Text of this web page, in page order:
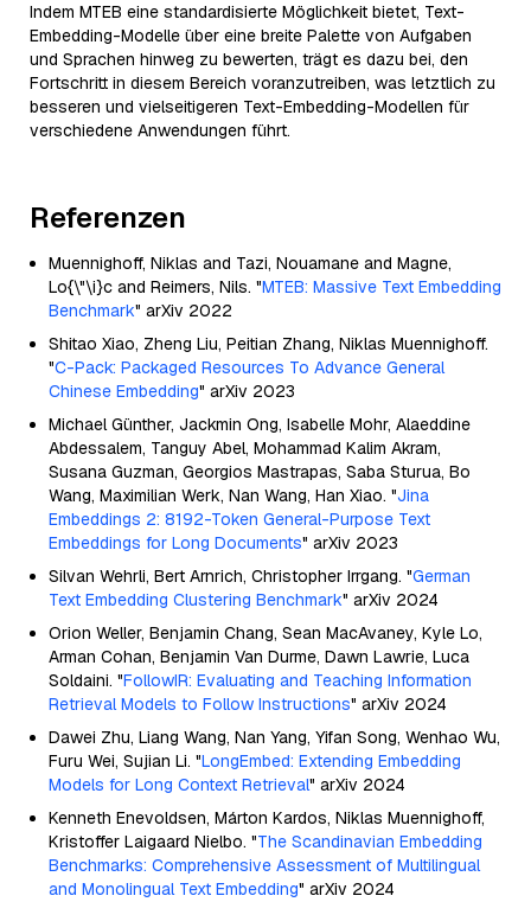
Indem MTEB eine standardisierte Möglichkeit bietet, Text-
Embedding-Modelle über eine breite Palette von Aufgaben
und Sprachen hinweg zu bewerten, trägt es dazu bei, den
Fortschritt in diesem Bereich voranzutreiben, was letztlich zu
besseren und vielseitigeren Text-Embedding-Modellen für
verschiedene Anwendungen führt.
Referenzen
Muennighoff, Niklas and Tazi, Nouamane and Magne,
Lo{\"\i}c and Reimers, Nils. "MTEB: Massive Text Embedding
Benchmark" arXiv 2022
Shitao Xiao, Zheng Liu, Peitian Zhang, Niklas Muennighoff.
"C-Pack: Packaged Resources To Advance General
Chinese Embedding" arXiv 2023
Michael Günther, Jackmin Ong, Isabelle Mohr, Alaeddine
Abdessalem, Tanguy Abel, Mohammad Kalim Akram,
Susana Guzman, Georgios Mastrapas, Saba Sturua, Bo
Wang, Maximilian Werk, Nan Wang, Han Xiao. "Jina
Embeddings 2: 8192-Token General-Purpose Text
Embeddings for Long Documents" arXiv 2023
Silvan Wehrli, Bert Arnrich, Christopher Irrgang. "German
Text Embedding Clustering Benchmark" arXiv 2024
Orion Weller, Benjamin Chang, Sean MacAvaney, Kyle Lo,
Arman Cohan, Benjamin Van Durme, Dawn Lawrie, Luca
Soldaini. "FollowIR: Evaluating and Teaching Information
Retrieval Models to Follow Instructions" arXiv 2024
Dawei Zhu, Liang Wang, Nan Yang, Yifan Song, Wenhao Wu,
Furu Wei, Sujian Li. "LongEmbed: Extending Embedding
Models for Long Context Retrieval" arXiv 2024
Kenneth Enevoldsen, Márton Kardos, Niklas Muennighoff,
Kristoffer Laigaard Nielbo. "The Scandinavian Embedding
Benchmarks: Comprehensive Assessment of Multilingual
and Monolingual Text Embedding" arXiv 2024